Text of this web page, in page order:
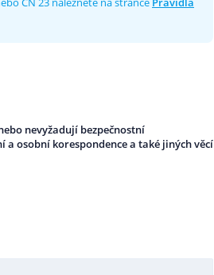
nevyžadují bezpečnostní
osobní korespondence a také jiných věcí